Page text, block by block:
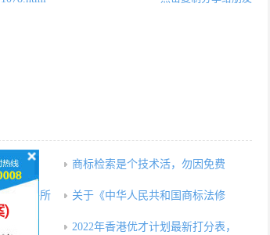
资分析 商标检索是个技术活，勿因免费
与海外所 关于《中华人民共和国商标法修
2022年香港优才计划最新打分表，